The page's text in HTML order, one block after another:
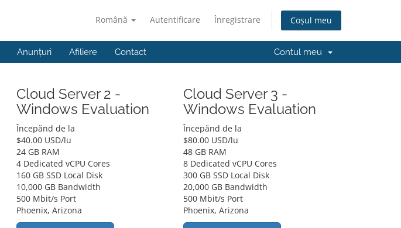
Română Autentificare Înregistrare Coșul meu
Anunțuri Afiliere Contact Contul meu
Cloud Server 2 -
Windows Evaluation
Începănd de la
$40.00 USD/lu
24 GB RAM
4 Dedicated vCPU Cores
160 GB SSD Local Disk
10,000 GB Bandwidth
500 Mbit/s Port
Phoenix, Arizona
Cloud Server 3 -
Windows Evaluation
Începănd de la
$80.00 USD/lu
48 GB RAM
8 Dedicated vCPU Cores
300 GB SSD Local Disk
20,000 GB Bandwidth
500 Mbit/s Port
Phoenix, Arizona